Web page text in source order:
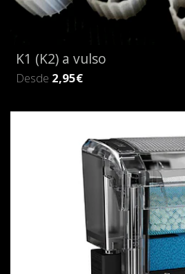
K1 (K2) a vulso
Desde 2,95€